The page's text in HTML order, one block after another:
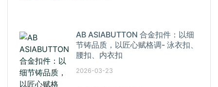
AB ASIABUTTON 合金扣件：以细
节铸品质，以匠心赋格调- 泳衣扣、
腰扣、内衣扣
2026-03-23